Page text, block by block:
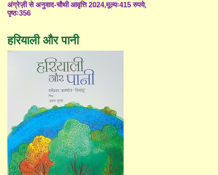
अंग्रेज़ी से अनुवाद-चौथी आवृत्ति 2024,मूल्यः415 रुपये,
पृष्ठः356
हरियाली और पानी